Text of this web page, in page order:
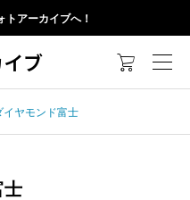
トアーカイブへ！
ブ 
ヤモンド富士